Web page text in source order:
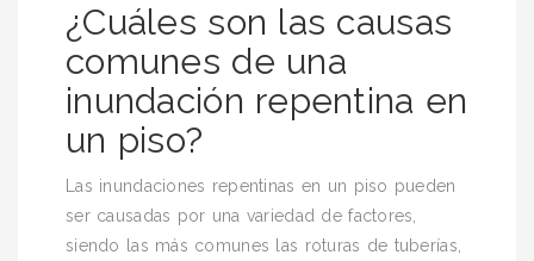
¿Cuáles son las causas
comunes de una
inundación repentina en
un piso?
Las inundaciones repentinas en un piso pueden
ser causadas por una variedad de factores,
siendo las más comunes las roturas de tuberías,